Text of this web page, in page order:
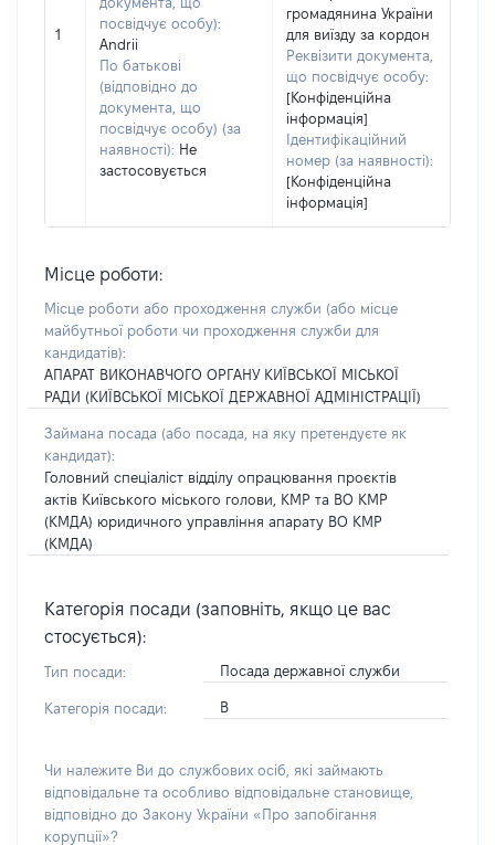
1
посвідчує особу):
Andrii
По батькові
(відповідно до
документа, що
посвідчує особу) (за
наявності): Не
застосовується
громадянина України
для виїзду за кордон
Реквізити документа,
що посвідчує особу:
[Конфіденційна
інформація]
Ідентифікаційний
номер (за наявності):
[Конфіденційна
інформація]
Місце роботи:
Місце роботи або проходження служби (або місце
майбутньої роботи чи проходження служби для
кандидатів):
АПАРАТ ВИКОНАВЧОГО ОРГАНУ КИЇВСЬКОЇ МІСЬКОЇ
РАДИ (КИЇВСЬКОЇ МІСЬКОЇ ДЕРЖАВНОЇ АДМІНІСТРАЦІЇ)
Займана посада (або посада, на яку претендуєте як
кандидат):
Головний спеціаліст відділу опрацювання проєктів
актів Київського міського голови, КМР та ВО КМР
(КМДА) юридичного управління апарату ВО КМР
(КМДА)
Категорія посади (заповніть, якщо це вас
стосується):
Тип посади: Посада державної служби
Категорія посади: В
Чи належите Ви до службових осіб, які займають
відповідальне та особливо відповідальне становище,
відповідно до Закону України «Про запобігання
корупції»?